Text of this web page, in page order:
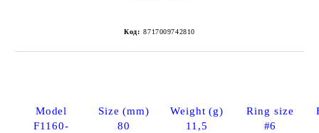
Код: 8717009742810
Model Size (mm) Weight (g) Ring size
F1160-
80 11,5 #6